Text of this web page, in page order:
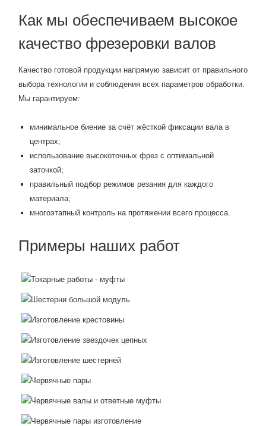
Как мы обеспечиваем высокое
качество фрезеровки валов
Качество готовой продукции напрямую зависит от правильного
выбора технологии и соблюдения всех параметров обработки.
Мы гарантируем:
минимальное биение за счёт жёсткой фиксации вала в
центрах;
использование высокоточных фрез с оптимальной
заточкой;
правильный подбор режимов резания для каждого
материала;
многоэтапный контроль на протяжении всего процесса.
Примеры наших работ